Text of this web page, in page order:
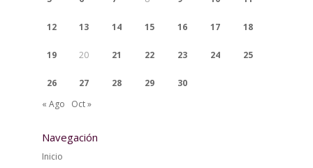
12 13 14 15 16 17 18
19 20 21 22 23 24 25
26 27 28 29
30
« Ago
Oct »
Navegación
Inicio